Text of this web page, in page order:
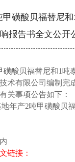
磺酸贝福替尼
报告书全文公开
磺酸贝福替尼和1 吨
术有限公司编制完
关事项公告如下：
年产2吨甲磺酸贝
链接：